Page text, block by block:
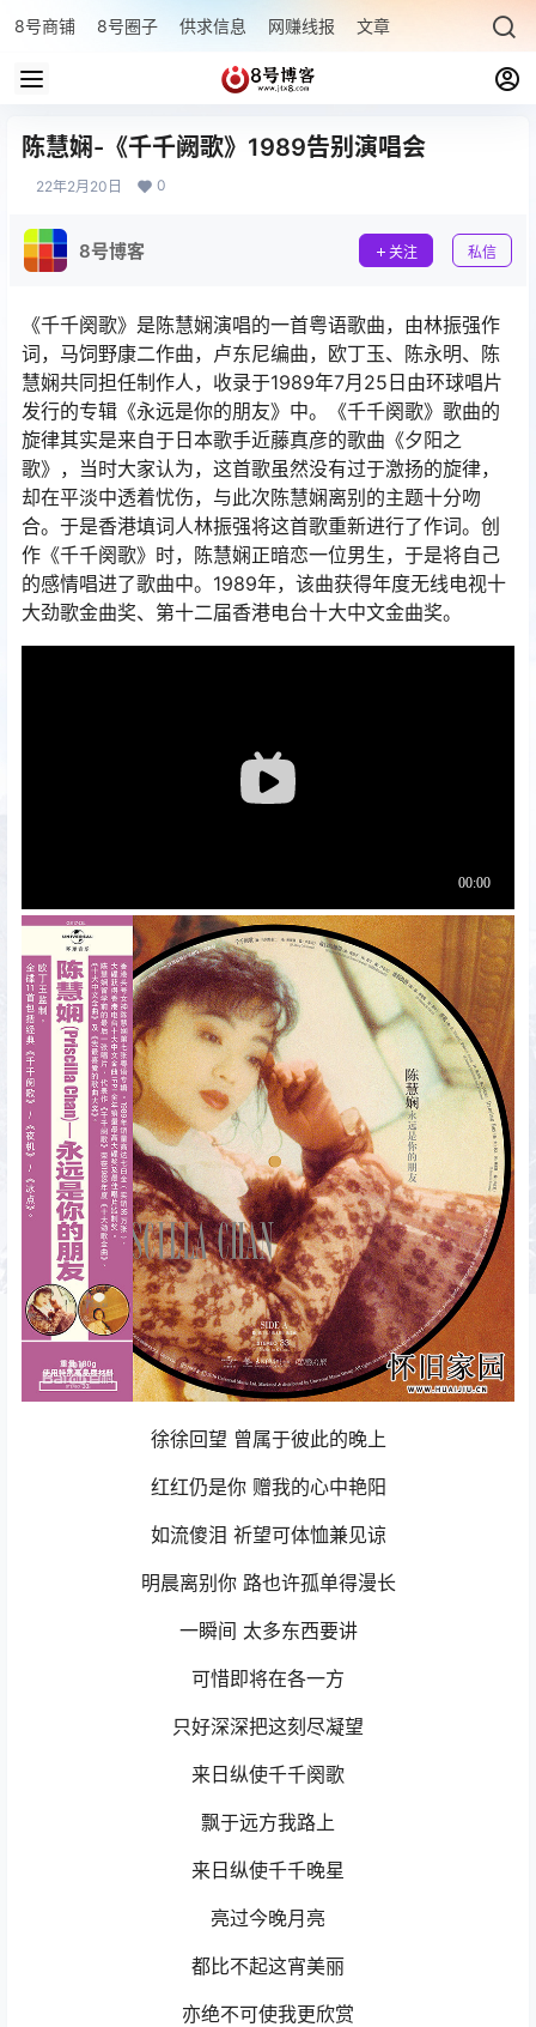
8号商铺 8号圈子 供求信息 网赚线报 文章专题 最新文章
陈慧娴-《千千阙歌》1989告别演唱会
22年2月20日 0
8号博客 关注 私信
《千千阕歌》是陈慧娴演唱的一首粤语歌曲，由林振强作
词，马饲野康二作曲，卢东尼编曲，欧丁玉、陈永明、陈
慧娴共同担任制作人，收录于1989年7月25日由环球唱片
发行的专辑《永远是你的朋友》中。《千千阕歌》歌曲的
旋律其实是来自于日本歌手近藤真彦的歌曲《夕阳之
歌》，当时大家认为，这首歌虽然没有过于激扬的旋律，
却在平淡中透着忧伤，与此次陈慧娴离别的主题十分吻
合。于是香港填词人林振强将这首歌重新进行了作词。创
作《千千阕歌》时，陈慧娴正暗恋一位男生，于是将自己
的感情唱进了歌曲中。1989年，该曲获得年度无线电视十
大劲歌金曲奖、第十二届香港电台十大中文金曲奖。
徐徐回望 曾属于彼此的晚上
红红仍是你 赠我的心中艳阳
如流傻泪 祈望可体恤兼见谅
明晨离别你 路也许孤单得漫长
一瞬间 太多东西要讲
可惜即将在各一方
只好深深把这刻尽凝望
来日纵使千千阕歌
飘于远方我路上
来日纵使千千晚星
亮过今晚月亮
都比不起这宵美丽
亦绝不可使我更欣赏